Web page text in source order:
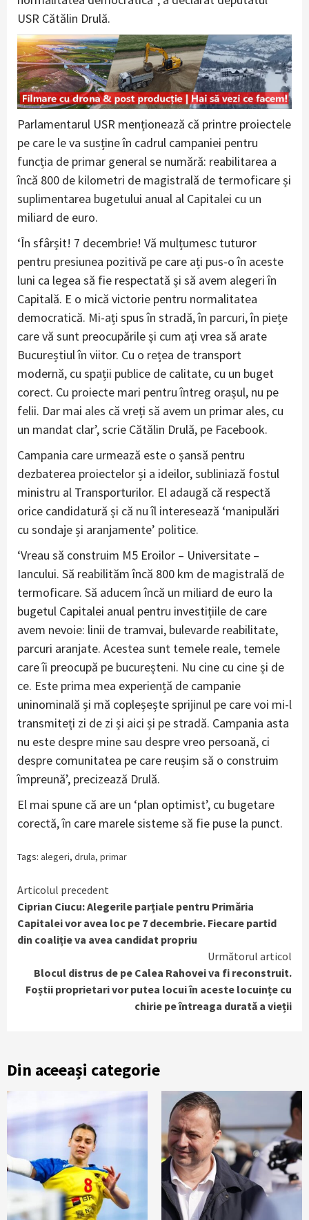
USR Cătălin Drulă.
Parlamentarul USR menționează că printre proiectele
pe care le va susține în cadrul campaniei pentru
funcția de primar general se numără: reabilitarea a
încă 800 de kilometri de magistrală de termoficare și
suplimentarea bugetului anual al Capitalei cu un
miliard de euro.
‘În sfârșit! 7 decembrie! Vă mulțumesc tuturor
pentru presiunea pozitivă pe care ați pus-o în aceste
luni ca legea să fie respectată și să avem alegeri în
Capitală. E o mică victorie pentru normalitatea
democratică. Mi-ați spus în stradă, în parcuri, în piețe
care vă sunt preocupările și cum ați vrea să arate
Bucureștiul în viitor. Cu o rețea de transport
modernă, cu spații publice de calitate, cu un buget
corect. Cu proiecte mari pentru întreg orașul, nu pe
felii. Dar mai ales că vreți să avem un primar ales, cu
un mandat clar’, scrie Cătălin Drulă, pe Facebook.
Campania care urmează este o șansă pentru
dezbaterea proiectelor și a ideilor, subliniază fostul
ministru al Transporturilor. El adaugă că respectă
orice candidatură și că nu îl interesează ‘manipulări
cu sondaje și aranjamente’ politice.
‘Vreau să construim M5 Eroilor – Universitate –
Iancului. Să reabilităm încă 800 km de magistrală de
termoficare. Să aducem încă un miliard de euro la
bugetul Capitalei anual pentru investițiile de care
avem nevoie: linii de tramvai, bulevarde reabilitate,
parcuri aranjate. Acestea sunt temele reale, temele
care îi preocupă pe bucureșteni. Nu cine cu cine și de
ce. Este prima mea experiență de campanie
uninominală și mă copleșește sprijinul pe care voi mi-l
transmiteți zi de zi și aici și pe stradă. Campania asta
nu este despre mine sau despre vreo persoană, ci
despre comunitatea pe care reușim să o construim
împreună’, precizează Drulă.
El mai spune că are un ‘plan optimist’, cu bugetare
corectă, în care marele sisteme să fie puse la punct.
Tags: alegeri, drula, primar
Continue
Reading
Articolul precedent
Ciprian Ciucu: Alegerile parțiale pentru Primăria
Capitalei vor avea loc pe 7 decembrie. Fiecare partid
din coaliție va avea candidat propriu
Următorul articol
Blocul distrus de pe Calea Rahovei va fi reconstruit.
Foștii proprietari vor putea locui în aceste locuințe cu
chirie pe întreaga durată a vieții
Din aceeași categorie